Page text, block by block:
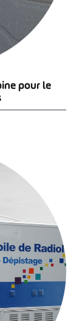
pour le